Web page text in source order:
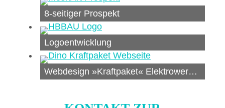
8-seitiger Prospekt
Logoentwicklung
Webdesign »Kraftpaket« Elektrowerkzeuge